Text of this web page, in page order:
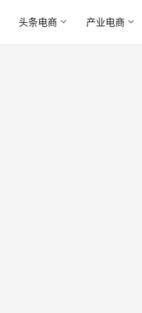
头条电商 产业电商